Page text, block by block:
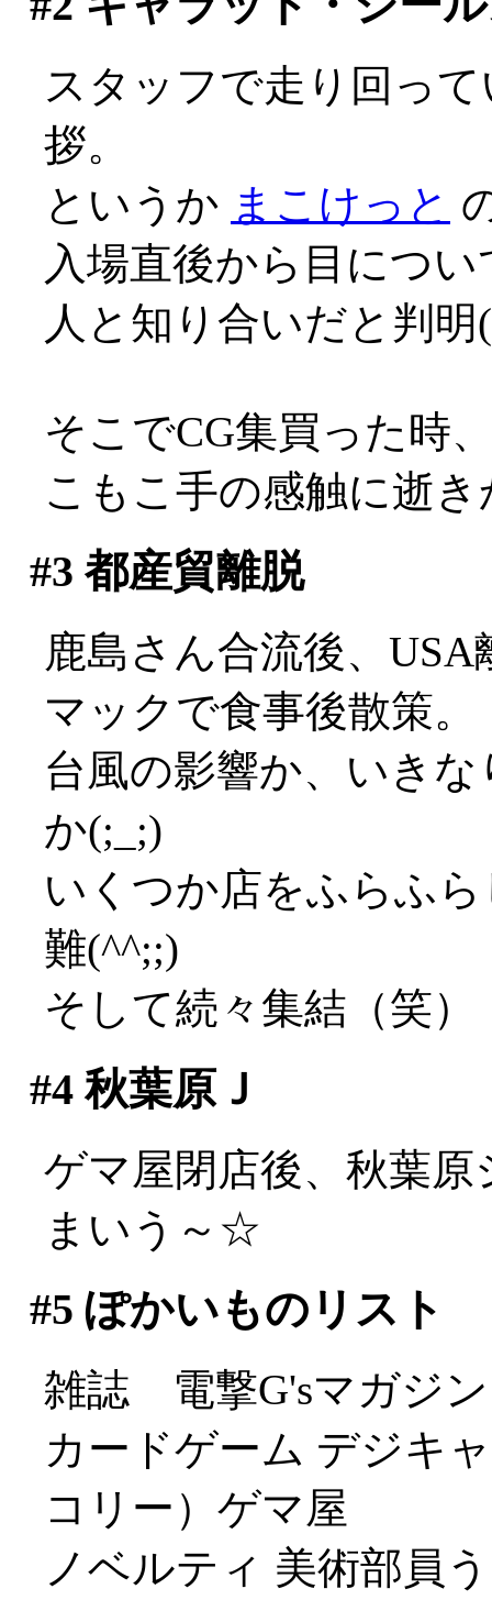
スタッフで走り回っ
拶。
というか まこけっと
入場直後から目につ
人と知り合いだと判明
そこでCG集買った時
こもこ手の感触に逝
#3 都産貿離脱
鹿島さん合流後、
マックで食事後散策。
台風の影響か、いき
か(;_;)
いくつか店をふらふ
難(^^;;)
そして続々集結（笑）
#4秋葉原Ｊ
ゲマ屋閉店後、秋葉
まいう～☆
#5 ぽかいものリスト
雑誌 電撃G'sマガジン
カードゲーム デジキ
コリー）ゲマ屋
ノベルティ 美術部員